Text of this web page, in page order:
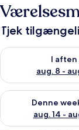
Tjek
I aften
aug. 8 -
Tjek
Denne
aug. 14 -
Tjek